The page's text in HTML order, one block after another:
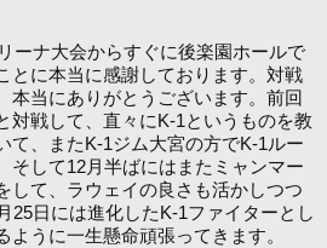
ーナ大会からすぐに後楽園ホールで
とに本当に感謝しております。対戦
本当にありがとうございます。前回
対戦して、直々にK-1というものを教
て、またK-1ジム大宮の方でK-1ルー
そして12月半ばにはまたミャンマー
して、ラウェイの良さも活かしつつ
25日には進化したK-1ファイターとし
うに一生懸命頑張ってきます。